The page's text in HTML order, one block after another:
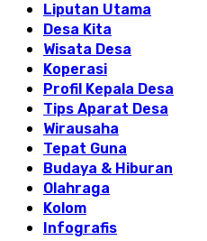
Liputan Utama
Desa Kita
Wisata Desa
Koperasi
Profil Kepala Desa
Tips Aparat Desa
Wirausaha
Tepat Guna
Budaya & Hiburan
Olahraga
Kolom
Infografis